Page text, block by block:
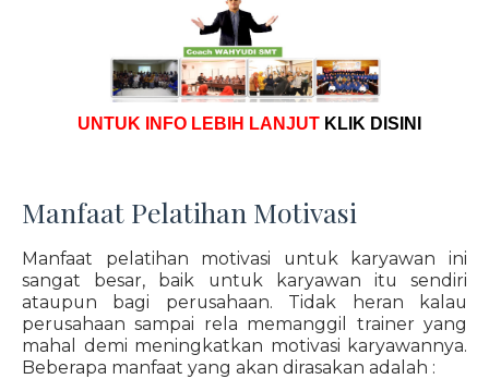
UNTUK INFO LEBIH LANJUT KLIK DISINI
Manfaat Pelatihan Motivasi
Manfaat pelatihan motivasi untuk karyawan ini
sangat besar, baik untuk karyawan itu sendiri
ataupun bagi perusahaan. Tidak heran kalau
perusahaan sampai rela memanggil trainer yang
mahal demi meningkatkan motivasi karyawannya.
Beberapa manfaat yang akan dirasakan adalah :